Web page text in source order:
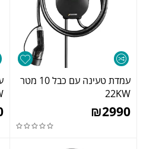
עמדת טעינה עם כבל 10 מטר
22KW
₪2990